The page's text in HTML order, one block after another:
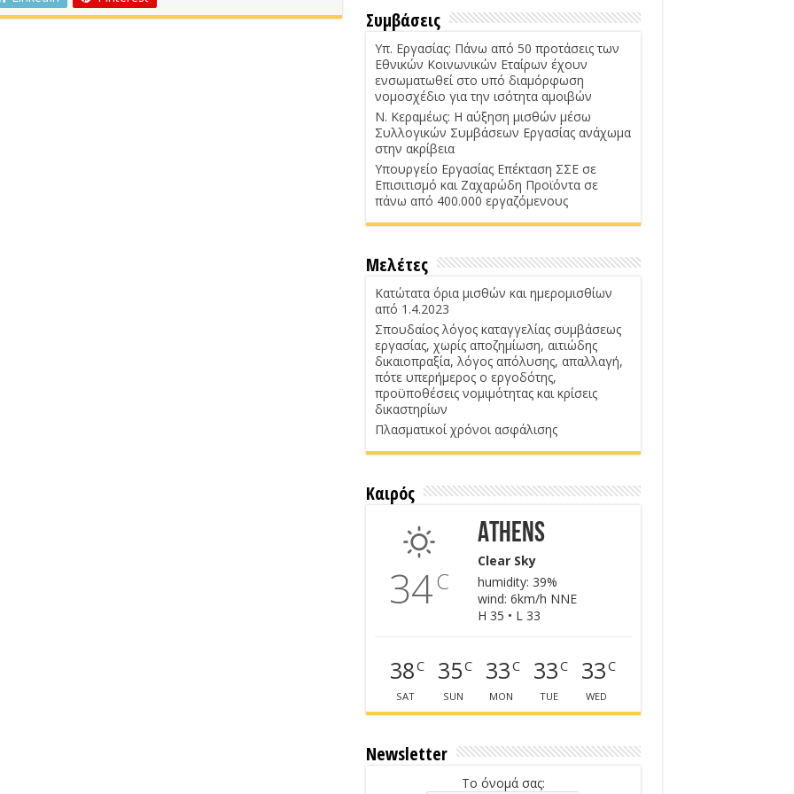
Συμβάσεις
Υπ. Εργασίας: Πάνω από 50 προτάσεις των
Εθνικών Κοινωνικών Εταίρων έχουν
ενσωματωθεί στο υπό διαμόρφωση
νομοσχέδιο για την ισότητα αμοιβών
Ν. Κεραμέως: Η αύξηση μισθών μέσω
Συλλογικών Συμβάσεων Εργασίας ανάχωμα
στην ακρίβεια
Υπουργείο Εργασίας Επέκταση ΣΣΕ σε
Επισιτισμό και Ζαχαρώδη Προϊόντα σε
πάνω από 400.000 εργαζόμενους
Μελέτες
Κατώτατα όρια μισθών και ημερομισθίων
από 1.4.2023
Σπουδαίος λόγος καταγγελίας συμβάσεως
εργασίας, χωρίς αποζημίωση, αιτιώδης
δικαιοπραξία, λόγος απόλυσης, απαλλαγή,
πότε υπερήμερος ο εργοδότης,
προϋποθέσεις νομιμότητας και κρίσεις
δικαστηρίων
Πλασματικοί χρόνοι ασφάλισης
Καιρός
34C
Athens
Clear Sky
humidity: 39%
wind: 6km/h NNE
H 35 • L 33
38C
SAT
35C
SUN
33C
MON
33C
TUE
33C
WED
Newsletter
Το όνομά σας: